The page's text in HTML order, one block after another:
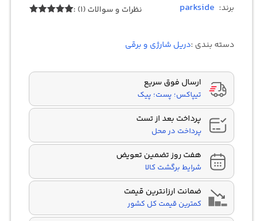
برند: parkside نظرات و سوالات (1) :
دسته بندی :دریل شارژی و برقی
ارسال فوق سریع
تیپاکس؛ پست؛ پیک
پرداخت بعد از تست
پرداخت در محل
هفت روز تضمین تعویض
شرایط برگشت کالا
ضمانت ارزانترین قیمت
کمترین قیمت کل کشور